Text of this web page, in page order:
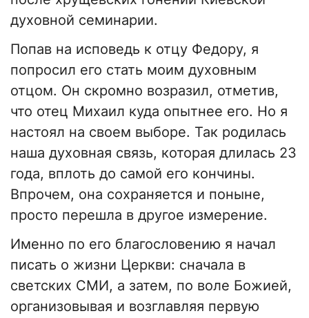
духовной семинарии.
Попав на исповедь к отцу Федору, я
попросил его стать моим духовным
отцом. Он скромно возразил, отметив,
что отец Михаил куда опытнее его. Но я
настоял на своем выборе. Так родилась
наша духовная связь, которая длилась 23
года, вплоть до самой его кончины.
Впрочем, она сохраняется и поныне,
просто перешла в другое измерение.
Именно по его благословению я начал
писать о жизни Церкви: сначала в
светских СМИ, а затем, по воле Божией,
организовывая и возглавляя первую